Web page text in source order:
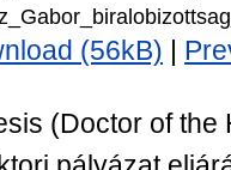
(56kB)
(Doctor of the